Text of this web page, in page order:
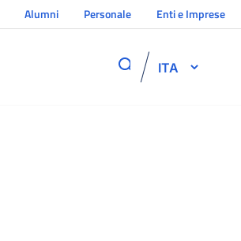
Alumni Personale Enti e Imprese
ITA